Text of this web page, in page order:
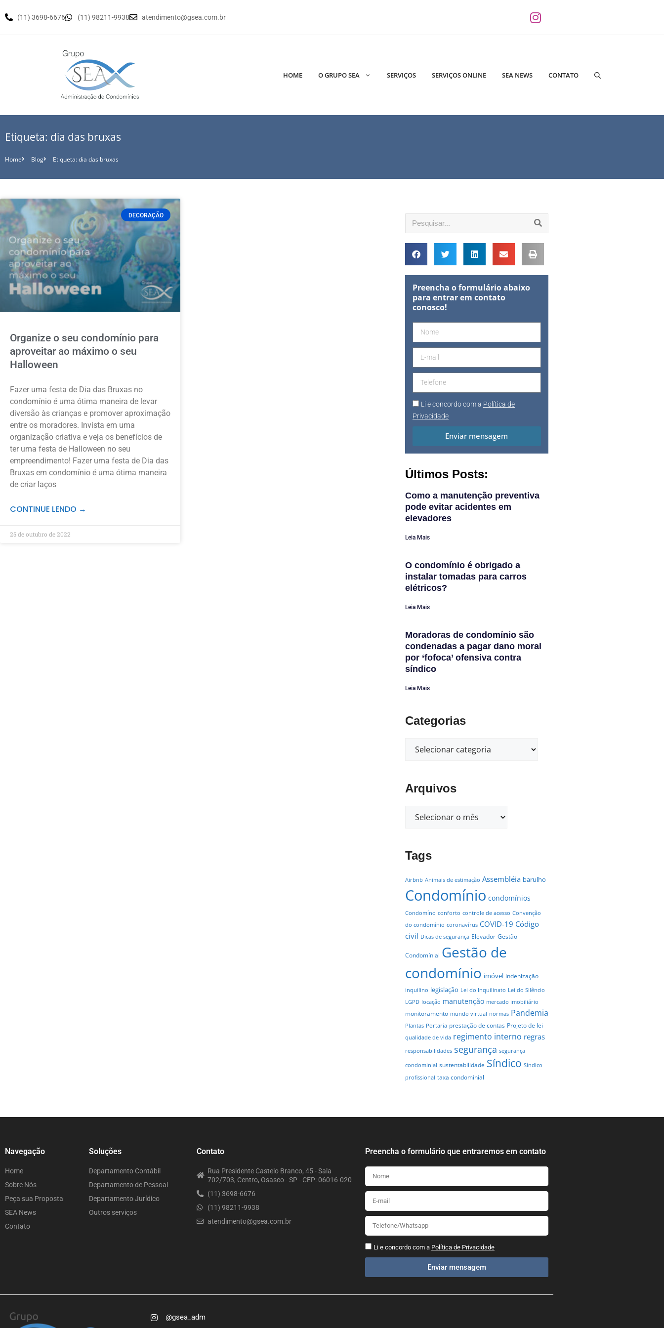
(11) 3698-6676 (11) 98211-9938 atendimento@gsea.com.br
HOME O GRUPO SEA SERVIÇOS SERVIÇOS ONLINE SEA NEWS CONTATO
Etiqueta: dia das bruxas
Home Blog Etiqueta: dia das bruxas
DECORAÇÃO
Organize o seu condomínio para
aproveitar ao máximo o seu
Halloween
Fazer uma festa de Dia das Bruxas no
condomínio é uma ótima maneira de levar
diversão às crianças e promover aproximação
entre os moradores. Invista em uma
organização criativa e veja os benefícios de
ter uma festa de Halloween no seu
empreendimento! Fazer uma festa de Dia das
Bruxas em condomínio é uma ótima maneira
de criar laços
CONTINUE LENDO →
25 de outubro de 2022
Preencha o formulário abaixo
para entrar em contato
conosco!
Li e concordo com a Política de
Privacidade
Enviar mensagem
Últimos Posts:
Como a manutenção preventiva
pode evitar acidentes em
elevadores
Leia Mais
O condomínio é obrigado a
instalar tomadas para carros
elétricos?
Leia Mais
Moradoras de condomínio são
condenadas a pagar dano moral
por ‘fofoca’ ofensiva contra
síndico
Leia Mais
Categorias
Arquivos
Tags
Airbnb Animais de estimação Assembléia barulho
Condomínio condomínios
Condomíno conforto controle de acesso Convenção
do condomínio coronavírus COVID-19 Código
civil Dicas de segurança Elevador Gestão
Condomínial Gestão de
condomínio imóvel indenização
inquilino legislação Lei do Inquilinato Lei do Silêncio
LGPD locação manutenção mercado imobiliário
monitoramento mundo virtual normas Pandemia
Plantas Portaria prestação de contas Projeto de lei
qualidade de vida regimento interno regras
responsabilidades segurança segurança
condominial sustentabilidade Síndico Síndico
profissional taxa condominial
Navegação
Home
Sobre Nós
Peça sua Proposta
SEA News
Contato
Soluções
Departamento Contábil
Departamento de Pessoal
Departamento Jurídico
Outros serviços
Contato
Rua Presidente Castelo Branco, 45 - Sala
702/703, Centro, Osasco - SP - CEP: 06016-020
(11) 3698-6676
(11) 98211-9938
atendimento@gsea.com.br
Preencha o formulário que entraremos em contato
Li e concordo com a Política de Privacidade
Enviar mensagem
@gsea_adm